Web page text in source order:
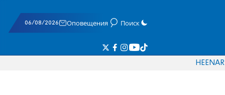
06/08/2026 Оповещения Поиск
HEENAR